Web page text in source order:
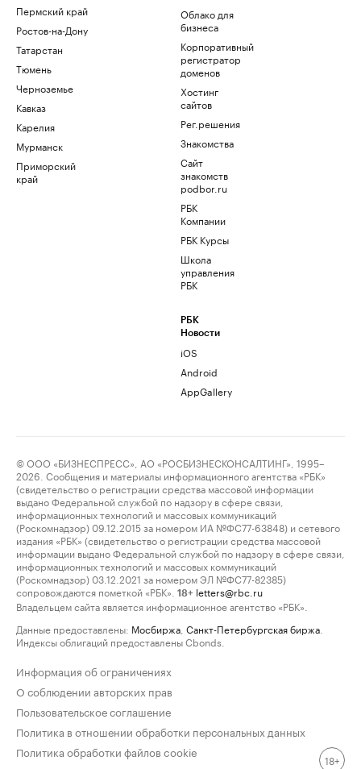
Пермский край
Ростов-на-Дону
Татарстан
Тюмень
Черноземье
Кавказ
Карелия
Мурманск
Приморский
край
Облако для
бизнеса
Корпоративный
регистратор
доменов
Хостинг
сайтов
Рег.решения
Знакомства
Сайт
знакомств
podbor.ru
РБК
Компании
РБК Курсы
Школа
управления
РБК
РБК
Новости
iOS
Android
AppGallery
© ООО «БИЗНЕСПРЕСС», АО «РОСБИЗНЕСКОНСАЛТИНГ», 1995–
2026. Сообщения и материалы информационного агентства «РБК»
(свидетельство о регистрации средства массовой информации
выдано Федеральной службой по надзору в сфере связи,
информационных технологий и массовых коммуникаций
(Роскомнадзор) 09.12.2015 за номером ИА №ФС77-63848) и сетевого
издания «РБК» (свидетельство о регистрации средства массовой
информации выдано Федеральной службой по надзору в сфере связи,
информационных технологий и массовых коммуникаций
(Роскомнадзор) 03.12.2021 за номером ЭЛ №ФС77-82385)
сопровождаются пометкой «РБК».
18+ letters@rbc.ru
Владельцем сайта является информационное агентство «РБК».
Данные предоставлены: Мосбиржа Санкт-Петербургская биржа
Индексы облигаций предоставлены Cbonds.
Информация об ограничениях
О соблюдении авторских прав
Пользовательское соглашение
Политика в отношении обработки персональных данных
Политика обработки файлов cookie
18+